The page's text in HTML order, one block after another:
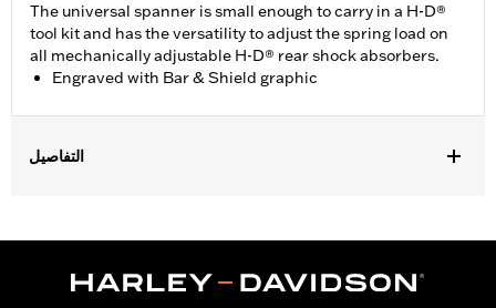
The universal spanner is small enough to carry in a H-D®
tool kit and has the versatility to adjust the spring load on
all mechanically adjustable H-D® rear shock absorbers.
Engraved with Bar & Shield graphic
التفاصيل
54000076, 54000077 or Dyna® models with Premium Emulsion
Shocks P/N 54000066.